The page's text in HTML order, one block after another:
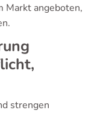
Markt angeboten,
strengen